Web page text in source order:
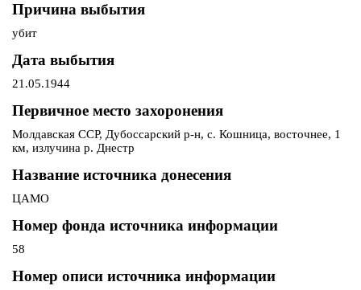
Причина выбытия
убит
Дата выбытия
21.05.1944
Первичное место захоронения
Молдавская ССР, Дубоссарский р-н, с. Кошница, восточнее, 1
км, излучина р. Днестр
Название источника донесения
ЦАМО
Номер фонда источника информации
58
Номер описи источника информации